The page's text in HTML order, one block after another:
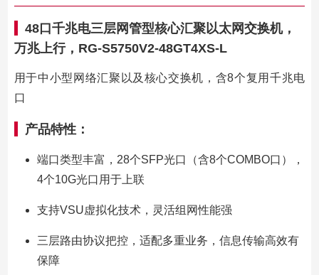
48口千兆电三层网管型核心汇聚以太网交换机，
万兆上行，RG-S5750V2-48GT4XS-L
用于中小型网络汇聚以及核心交换机，含8个复用千兆电
口
产品特性：
端口类型丰富，28个SFP光口（含8个COMBO口），
4个10G光口用于上联
支持VSU虚拟化技术，灵活组网性能强
三层路由协议把控，适配多重业务，信息传输高效有
保障